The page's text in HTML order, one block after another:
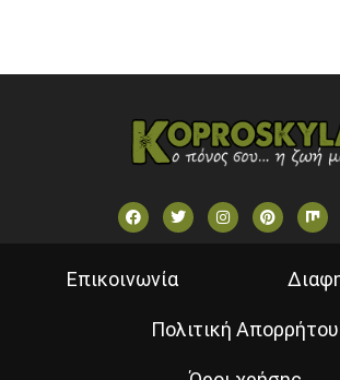
Επικοινωνία
Πολιτική Απορρήτου